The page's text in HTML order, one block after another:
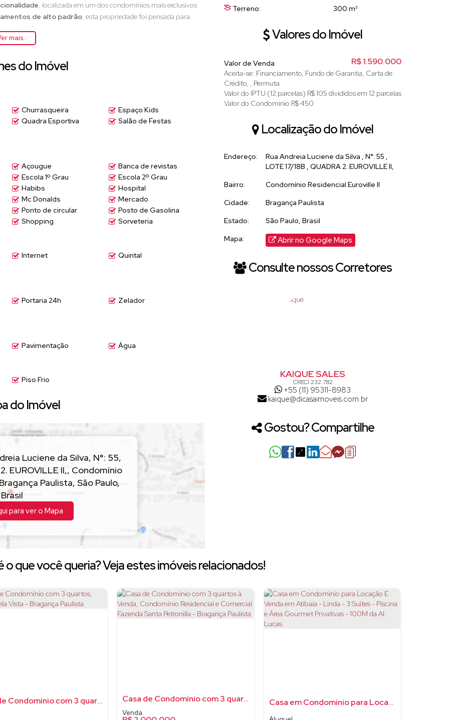
, localizada em um dos condomínios mais exclusivos
de alto padrão, esta propriedade foi pensada para
dia a dia
mais desejados da região
aos mínimos detalhes
sensação de bem-estar única
se encontram, esta é a escolha ideal.
esta oportunidade única!
mais...
do Imóvel
Churrasqueira
Espaço Kids
Quadra Esportiva
Salão de Festas
Açougue
Banca de revistas
Escola 1º Grau
Escola 2º Grau
Habibs
Hospital
Mc Donalds
Mercado
Ponto de circular
Posto de Gasolina
Shopping Sorveteria
Internet
Quintal
Portaria 24h
Zelador
Pavimentação Água
Piso Frio
do Imóvel
Luciene da Silva, N°: 55,
EUROVILLE II,, Condomínio
Bragança Paulista, São Paulo,
Brasil
para ver o Mapa
Terreno:
300 m²
Valores do Imóvel
R$1.590.000
Valor de Venda
Aceita-se: Financiamento, Fundo de Garantia, Carta de
Crédito, , Permuta
Valor do IPTU (12 parcelas) R$105 divididos em 12 parcelas
Valor do Condominio R$450
Localização do Imóvel
Endereço: Rua Andreia Luciene da Silva , N°: 55 ,
LOTE 17/18B , QUADRA 2. EUROVILLE II,
Bairro:
Condomínio Residencial Euroville II
Cidade:
Bragança Paulista
Estado:
São Paulo, Brasil
Mapa:
Abrir no Google Maps
Consulte nossos Corretores
KAIQUE SALES
CRECI 232.782
+55 (11) 95311-8983
kaique@dicasaimoveis.com.br
Gostou? Compartilhe
o que você queria? Veja estes imóveis relacionados!
Casa de Condomínio com 3 quartos, Jardim Bela Vista - Bragança Paulista
Casa de Condomínio com 3 quartos à Venda, Condomínio Residencial e Comercial Fazenda Santa Petronilla - Bragança Paulista
Casa em Condomínio para Locação E Venda em Atibaia - Linda - 3 Suítes - Piscina e Área Gourmet Privativas - 100M da Al. Lucas